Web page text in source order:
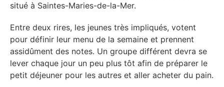
situé à Saintes-Maries-de-la-Mer.
Entre deux rires, les jeunes très impliqués, votent
pour définir leur menu de la semaine et prennent
assidûment des notes. Un groupe différent devra se
lever chaque jour un peu plus tôt afin de préparer le
petit déjeuner pour les autres et aller acheter du pain.